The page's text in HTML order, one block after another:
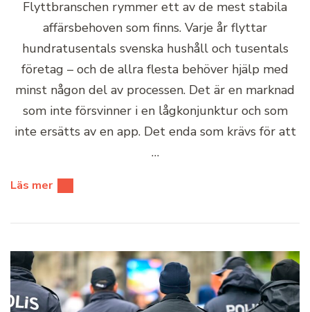
Flyttbranschen rymmer ett av de mest stabila
affärsbehoven som finns. Varje år flyttar
hundratusentals svenska hushåll och tusentals
företag – och de allra flesta behöver hjälp med
minst någon del av processen. Det är en marknad
som inte försvinner i en lågkonjunktur och som
inte ersätts av en app. Det enda som krävs för att
…
Läs mer